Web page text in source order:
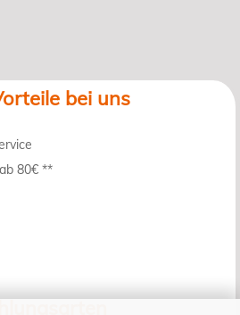
bei uns
80€ **